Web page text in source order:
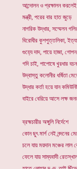
আন্দোলন ও প্রক্ষালন করলেই
মন্ত্রী, পরের বার হাত জুড়ে
নাগরিক উদ্ধার, সম্মেলন
বিরোধীর কুশপুত্তলিকা,
গুহ্যে দাদ, পায়ে হাজা,
গদি চাই, পাপোষে খুরধার
উদ্বাস্তু কলোনীর ধর্ষিতা
উদ্ধার কর্তা হয়ে যান
বাইরে বেরিয়ে আসে লক্ষ
ব্রহ্মচারীর অঙ্গুলি নির্দেশে
কোন ছুৎ মার্গ নেই নন্দনের
চলে যায় ময়দান মঞ্চের লাল
ফেলে যায় সাম্যবাদী